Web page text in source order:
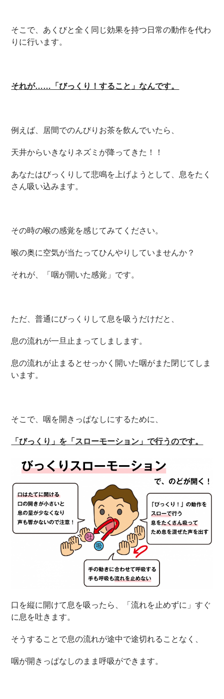
そこで、あくびと全く同じ効果を持つ日常の動作を代わ
りに行います。
それが……「びっくり！すること」なんです。
例えば、居間でのんびりお茶を飲んでいたら、
天井からいきなりネズミが降ってきた！！
あなたはびっくりして悲鳴を上げようとして、息をたく
さん吸い込みます。
その時の喉の感覚を感じてみてください。
喉の奥に空気が当たってひんやりしていませんか？
それが、「咽が開いた感覚」です。
ただ、普通にびっくりして息を吸うだけだと、
息の流れが一旦止まってしまします。
息の流れが止まるとせっかく開いた咽がまた閉じてしま
います。
そこで、咽を開きっぱなしにするために、
「びっくり」を「スローモーション」で行うのです。
口を縦に開けて息を吸ったら、「流れを止めずに」すぐ
に息を吐きます。
そうすることで息の流れが途中で途切れることなく、
咽が開きっぱなしのまま呼吸ができます。